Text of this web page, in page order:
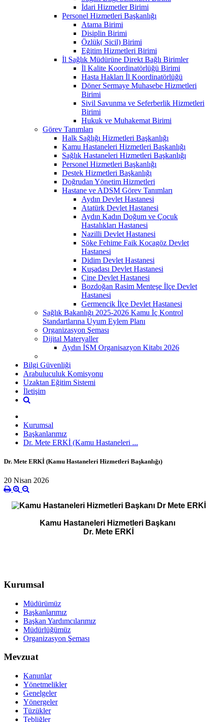
İdari Hizmetler Birimi
Personel Hizmetleri Başkanlığı
Atama Birimi
Disiplin Birimi
Özlük( Sicil) Birimi
Eğitim Hizmetleri Birimi
İl Sağlık Müdürüne Direkt Bağlı Birimler
İl Kalite Koordinatörlüğü Birimi
Hasta Hakları İl Koordinatörlüğü
Döner Sermaye Muhasebe Hizmetleri
Birimi
Sivil Savunma ve Seferberlik Hizmetleri
Birimi
Hukuk ve Muhakemat Birimi
Görev Tanımları
Halk Sağlığı Hizmetleri Başkanlığı
Kamu Hastaneleri Hizmetleri Başkanlığı
Sağlık Hastaneleri Hizmetleri Başkanlığı
Personel Hizmetleri Başkanlığı
Destek Hizmetleri Başkanlığı
Doğrudan Yönetim Hizmetleri
Hastane ve ADSM Görev Tanımları
Aydın Devlet Hastanesi
Atatürk Devlet Hastanesi
Aydın Kadın Doğum ve Çocuk
Hastalıkları Hastanesi
Nazilli Devlet Hastanesi
Söke Fehime Faik Kocagöz Devlet
Hastanesi
Didim Devlet Hastanesi
Kuşadası Devlet Hastanesi
Çine Devlet Hastanesi
Bozdoğan Rasim Menteşe İlçe Devlet
Hastanesi
Germencik İlçe Devlet Hastanesi
Sağlık Bakanlığı 2025-2026 Kamu İç Kontrol
Standartlarına Uyum Eylem Planı
Organizasyon Şeması
Dijital Materyaller
Aydın İSM Organisazyon Kitabı 2026
Bilgi Güvenliği
Arabuluculuk Komisyonu
Uzaktan Eğitim Sistemi
İletişim
Kurumsal
Başkanlarımız
Dr. Mete ERKİ (Kamu Hastaneleri ...
Dr. Mete ERKİ (Kamu Hastaneleri Hizmetleri Başkanlığı)
20 Nisan 2026
Kamu Hastaneleri Hizmetleri Başkanı
Dr. Mete ERKİ
Kurumsal
Müdürümüz
Başkanlarımız
Başkan Yardımcılarımız
Müdürlüğümüz
Organizasyon Şeması
Mevzuat
Kanunlar
Yönetmelikler
Genelgeler
Yönergeler
Tüzükler
Tebliğler